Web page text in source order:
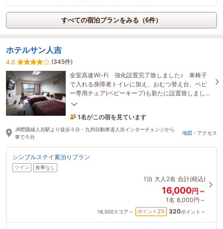
すべての宿泊プランをみる（6件）
ホテルサン人吉
4.0
(345件)
全室高速Wi-Fi 強化設置完了致しました♪ 車椅子
で入れる身障者トイレに加え、おむつ替え台、ベビ
ー専用チェア(ベビーキープ)も新たに設置致しまし
た。
1名がこの宿を見ています
たった今予約されました
JR肥薩線人吉駅より徒歩５分・九州自動車道人吉インターチェンジから
車で５分
地図・アクセス
シンプルステイ素泊りプラン
ツイン 食事なし
1泊 大人2名 合計(税込)
16,000円～
1名 8,000円～
16,000スコア～ ポイント 2% 320ポイント～